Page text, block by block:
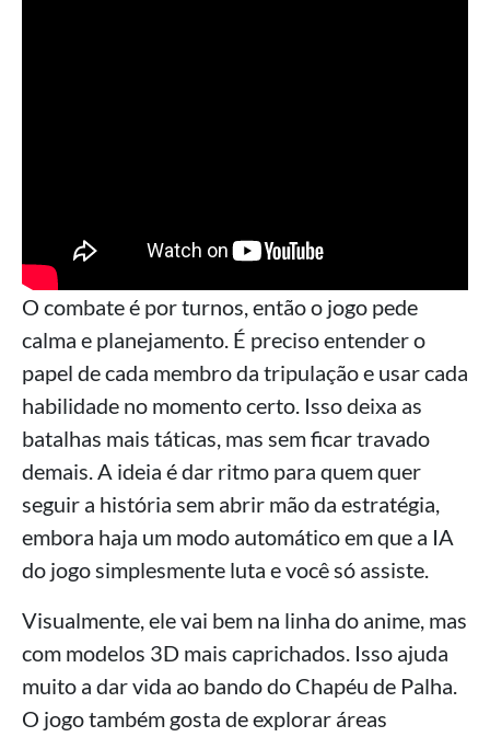
O combate é por turnos, então o jogo pede
calma e planejamento. É preciso entender o
papel de cada membro da tripulação e usar cada
habilidade no momento certo. Isso deixa as
batalhas mais táticas, mas sem ficar travado
demais. A ideia é dar ritmo para quem quer
seguir a história sem abrir mão da estratégia,
embora haja um modo automático em que a IA
do jogo simplesmente luta e você só assiste.
Visualmente, ele vai bem na linha do anime, mas
com modelos 3D mais caprichados. Isso ajuda
muito a dar vida ao bando do Chapéu de Palha.
O jogo também gosta de explorar áreas